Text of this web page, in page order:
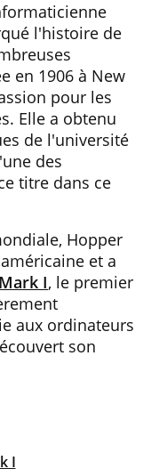
l'histoire de
en 1906 à New
pour les
Elle a obtenu
de l'université
des
titre dans ce
Hopper
et a
I, le premier
aux ordinateurs
son